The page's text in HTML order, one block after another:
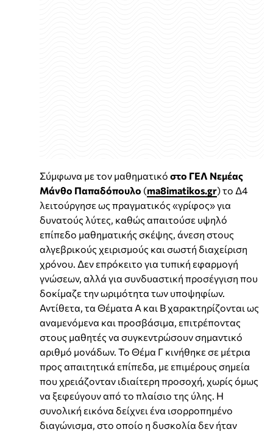
Σύμφωνα με τον μαθηματικό στο ΓΕΛ Νεμέας
Μάνθο Παπαδόπουλο (ma8imatikos.gr) το Δ4
λειτούργησε ως πραγματικός «γρίφος» για
δυνατούς λύτες, καθώς απαιτούσε υψηλό
επίπεδο μαθηματικής σκέψης, άνεση στους
αλγεβρικούς χειρισμούς και σωστή διαχείριση
χρόνου. Δεν επρόκειτο για τυπική εφαρμογή
γνώσεων, αλλά για συνδυαστική προσέγγιση που
δοκίμαζε την ωριμότητα των υποψηφίων.
Αντίθετα, τα Θέματα Α και Β χαρακτηρίζονται ως
αναμενόμενα και προσβάσιμα, επιτρέποντας
στους μαθητές να συγκεντρώσουν σημαντικό
αριθμό μονάδων. Το Θέμα Γ κινήθηκε σε μέτρια
προς απαιτητικά επίπεδα, με επιμέρους σημεία
που χρειάζονταν ιδιαίτερη προσοχή, χωρίς όμως
να ξεφεύγουν από το πλαίσιο της ύλης. Η
συνολική εικόνα δείχνει ένα ισορροπημένο
διαγώνισμα, στο οποίο η δυσκολία δεν ήταν